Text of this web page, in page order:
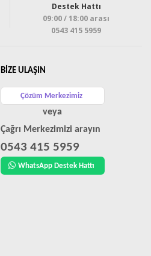
Destek Hattı
09:00 / 18:00 arası
0543 415 5959
BIZE ULAŞIN
Çözüm Merkezimiz
veya
Çağrı Merkezimizi arayın
0543 415 5959
WhatsApp Destek Hattı